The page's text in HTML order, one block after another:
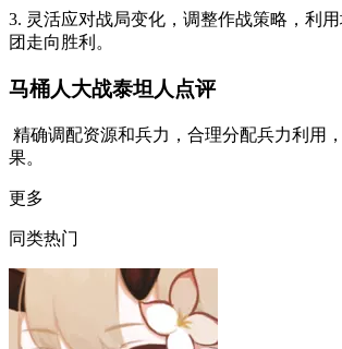
3. 灵活应对战局变化，调整作战策略，利
团走向胜利。
马桶人大战泰坦人点评
精确调配资源和兵力，合理分配兵力利用
果。
更多
同类热门